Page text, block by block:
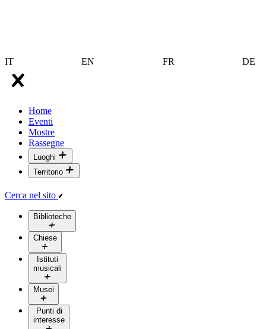
IT EN FR DE
Home
Eventi
Mostre
Rassegne
Luoghi
Territorio
Cerca nel sito
Biblioteche
Chiese
Istituti
musicali
Musei
Punti di
interesse